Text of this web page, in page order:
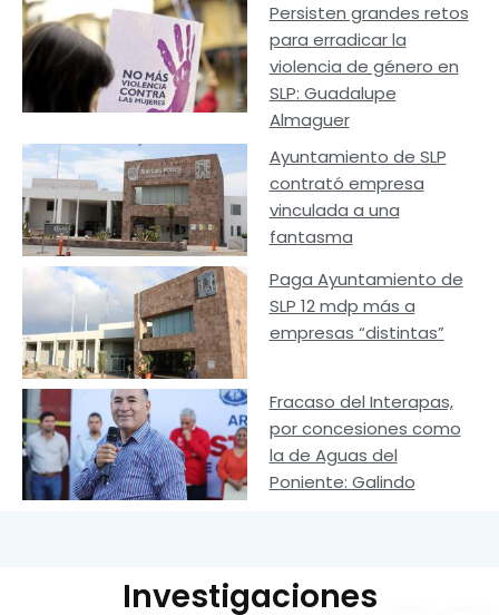
Persisten grandes retos
para erradicar la
violencia de género en
SLP: Guadalupe
Almaguer
Ayuntamiento de SLP
contrató empresa
vinculada a una
fantasma
Paga Ayuntamiento de
SLP 12 mdp más a
empresas “distintas”
Fracaso del Interapas,
por concesiones como
la de Aguas del
Poniente: Galindo
Investigaciones